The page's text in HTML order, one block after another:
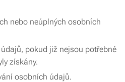
nebo neúplných osobních
pokud již nejsou potřebné
získány.
osobních údajů.